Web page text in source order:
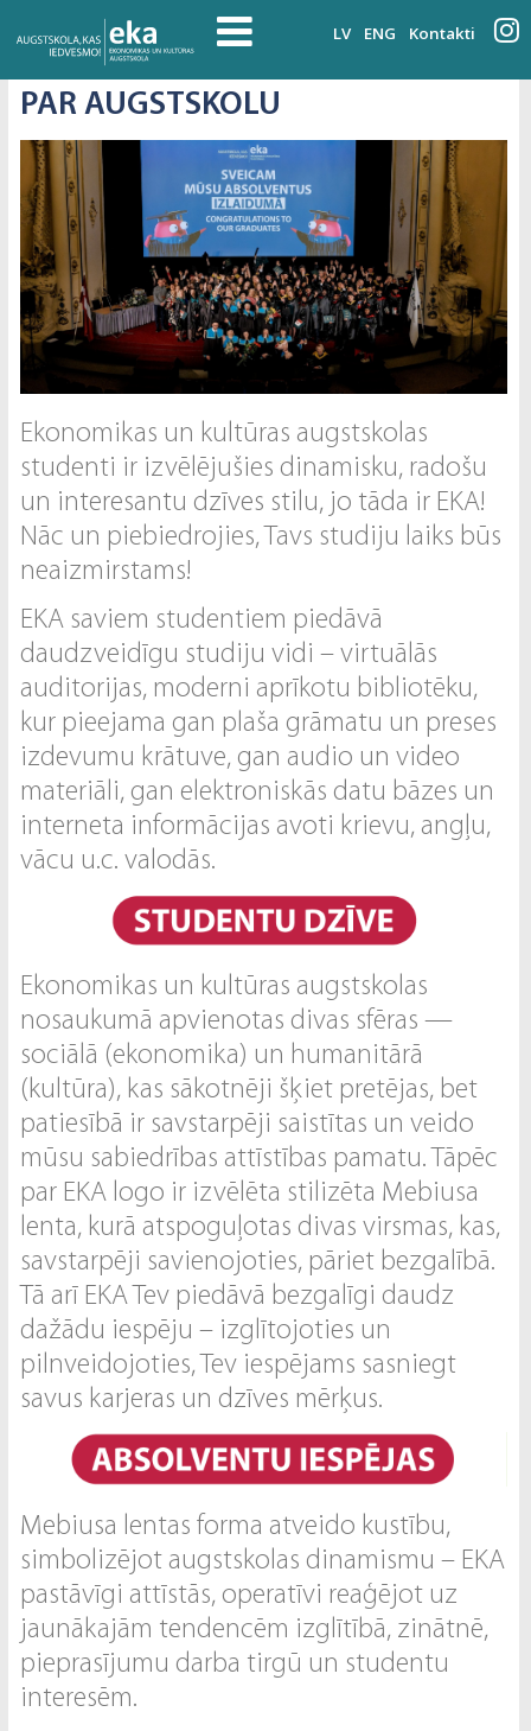
LV ENG Kontakti
PAR AUGSTSKOLU
Ekonomikas un kultūras augstskolas
studenti ir izvēlējušies dinamisku, radošu
un interesantu dzīves stilu, jo tāda ir EKA!
Nāc un piebiedrojies, Tavs studiju laiks būs
neaizmirstams!
EKA saviem studentiem piedāvā
daudzveidīgu studiju vidi – virtuālās
auditorijas, moderni aprīkotu bibliotēku,
kur pieejama gan plaša grāmatu un preses
izdevumu krātuve, gan audio un video
materiāli, gan elektroniskās datu bāzes un
interneta informācijas avoti krievu, angļu,
vācu u.c. valodās.
Ekonomikas un kultūras augstskolas
nosaukumā apvienotas divas sfēras —
sociālā (ekonomika) un humanitārā
(kultūra), kas sākotnēji šķiet pretējas, bet
patiesībā ir savstarpēji saistītas un veido
mūsu sabiedrības attīstības pamatu. Tāpēc
par EKA logo ir izvēlēta stilizēta Mebiusa
lenta, kurā atspoguļotas divas virsmas, kas,
savstarpēji savienojoties, pāriet bezgalībā.
Tā arī EKA Tev piedāvā bezgalīgi daudz
dažādu iespēju – izglītojoties un
pilnveidojoties, Tev iespējams sasniegt
savus karjeras un dzīves mērķus.
Mebiusa lentas forma atveido kustību,
simbolizējot augstskolas dinamismu – EKA
pastāvīgi attīstās, operatīvi reaģējot uz
jaunākajām tendencēm izglītībā, zinātnē,
pieprasījumu darba tirgū un studentu
interesēm.